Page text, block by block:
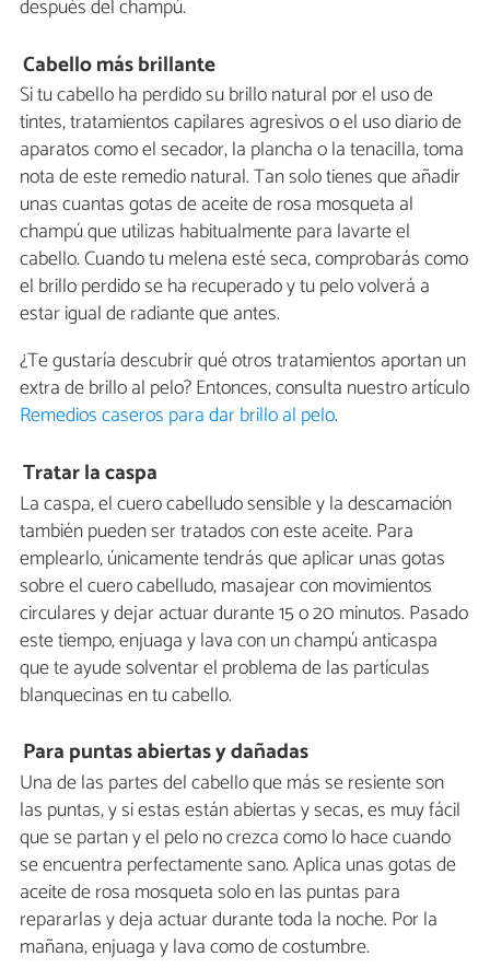
después del champú.
Cabello más brillante
Si tu cabello ha perdido su brillo natural por el uso de
tintes, tratamientos capilares agresivos o el uso diario de
aparatos como el secador, la plancha o la tenacilla, toma
nota de este remedio natural. Tan solo tienes que añadir
unas cuantas gotas de aceite de rosa mosqueta al
champú que utilizas habitualmente para lavarte el
cabello. Cuando tu melena esté seca, comprobarás como
el brillo perdido se ha recuperado y tu pelo volverá a
estar igual de radiante que antes.
¿Te gustaría descubrir qué otros tratamientos aportan un
extra de brillo al pelo? Entonces, consulta nuestro artículo
Remedios caseros para dar brillo al pelo.
Tratar la caspa
La caspa, el cuero cabelludo sensible y la descamación
también pueden ser tratados con este aceite. Para
emplearlo, únicamente tendrás que aplicar unas gotas
sobre el cuero cabelludo, masajear con movimientos
circulares y dejar actuar durante 15 o 20 minutos. Pasado
este tiempo, enjuaga y lava con un champú anticaspa
que te ayude solventar el problema de las partículas
blanquecinas en tu cabello.
Para puntas abiertas y dañadas
Una de las partes del cabello que más se resiente son
las puntas, y si estas están abiertas y secas, es muy fácil
que se partan y el pelo no crezca como lo hace cuando
se encuentra perfectamente sano. Aplica unas gotas de
aceite de rosa mosqueta solo en las puntas para
repararlas y deja actuar durante toda la noche. Por la
mañana, enjuaga y lava como de costumbre.